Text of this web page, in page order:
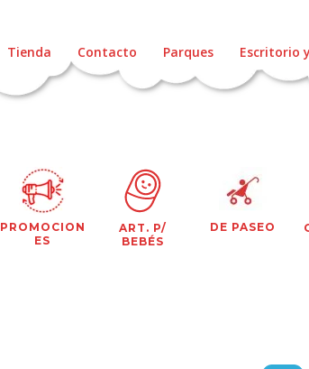
Tienda Contacto Parques Escritorio
PROMOCION
ES
ART. P/
BEBÉS
DE PASEO